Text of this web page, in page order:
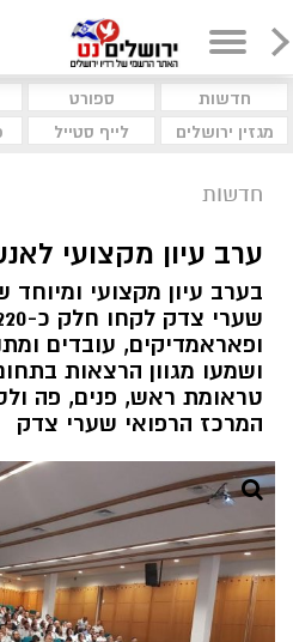
חדשות ספורט
מגזין ירושלים
לייף סטייל
חדשות
ערב עיון מקצועי
בערב עיון מקצועי
ופאראמדיקים, עובדים
ושמעו מגוון הרצאות
טראומת ראש, פנים, פה
המרכז הרפואי שערי צדק